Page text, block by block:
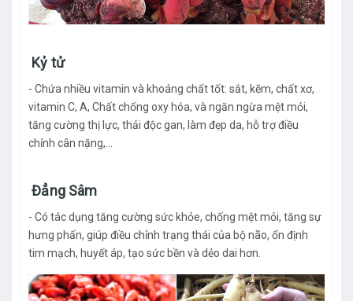
Kỷ tử
- Chứa nhiều vitamin và khoáng chất tốt: sắt, kẽm, chất xơ,
vitamin C, A, Chất chống oxy hóa, và ngăn ngừa mệt mỏi,
tăng cường thị lực, thải độc gan, làm đẹp da, hỗ trợ điều
chỉnh cân nặng,…
Đẳng Sâm
- Có tác dụng tăng cường sức khỏe, chống mệt mỏi, tăng sự
hưng phấn, giúp điều chỉnh trạng thái của bộ não, ổn định
tim mạch, huyết áp, tạo sức bền và dẻo dai hơn.